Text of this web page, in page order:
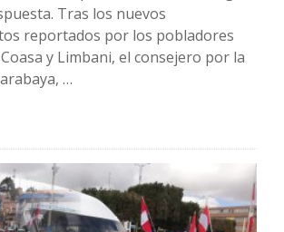
Tras los nuevos
reportados por los pobladores
y Limbani, el consejero por la
…